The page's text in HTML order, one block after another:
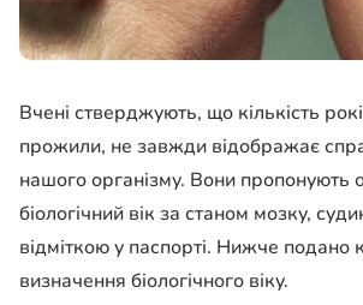
Вчені стверджують, що кількість
прожили, не завжди відображає
нашого організму. Вони пропонують
біологічний вік за станом мозку,
відміткою у паспорті. Нижче подано
визначення біологічного віку.